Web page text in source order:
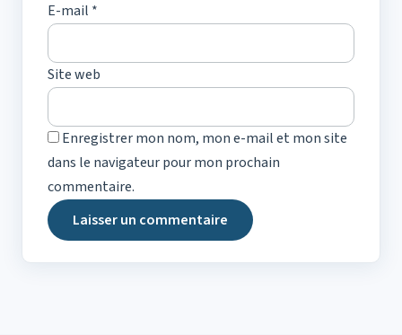
E-mail *
Site web
Enregistrer mon nom, mon e-mail et mon site
dans le navigateur pour mon prochain
commentaire.